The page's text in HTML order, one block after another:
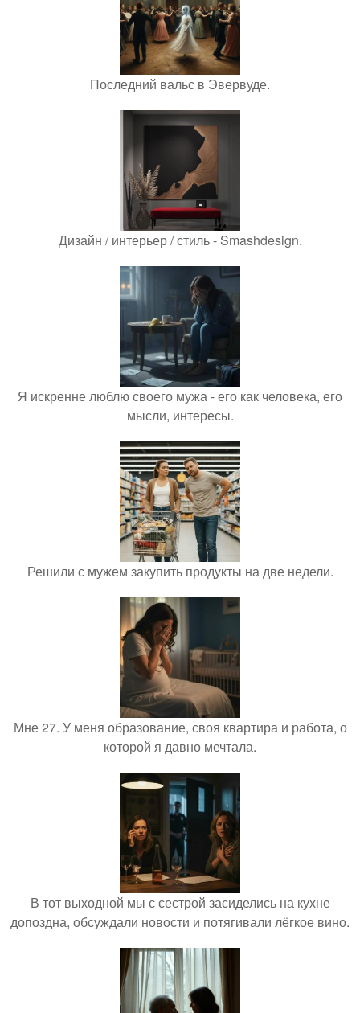
Последний вальс в Эвервуде.
Дизайн / интерьер / стиль - Smashdesign.
Я искренне люблю своего мужа - его как человека, его
мысли, интересы.
Решили с мужем закупить продукты на две недели.
Мне 27. У меня образование, своя квартира и работа, о
которой я давно мечтала.
В тот выходной мы с сестрой засиделись на кухне
допоздна, обсуждали новости и потягивали лёгкое вино.